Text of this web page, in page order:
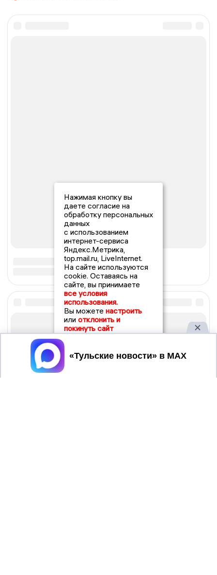
Нажимая кнопку вы
даете согласие на
обработку персональных
данных
с использованием
интернет-сервиса
Яндекс.Метрика,
top.mail.ru, LiveInternet.
На сайте используются
cookie. Оставаясь на
сайте, вы принимаете
все условия
использования.
Вы можете настроить
или отклонить и
покинуть сайт
Принять